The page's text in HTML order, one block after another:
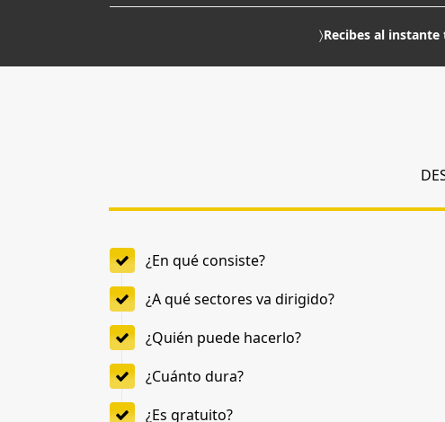
〉Recibes al
¿En qué consiste?
¿A qué sectores va dirigido?
¿Quién puede hacerlo?
¿Cuánto dura?
¿Es gratuito?